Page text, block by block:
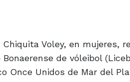
Voley, en mujeres,
de vóleibol
Once Unidos de Mar del